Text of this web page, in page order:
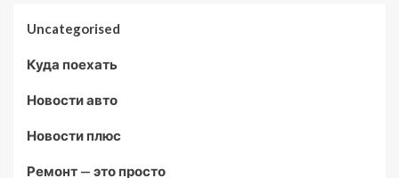
Uncategorised
Куда поехать
Новости авто
Новости плюс
Ремонт — это просто